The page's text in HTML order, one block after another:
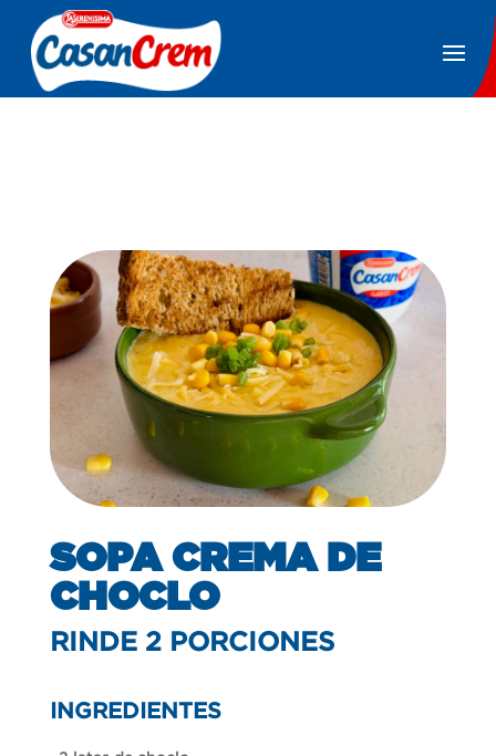
SOPA CREMA DE
CHOCLO
RINDE 2 PORCIONES
INGREDIENTES